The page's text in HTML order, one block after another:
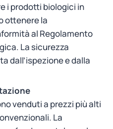
i prodotti biologici in
ottenere la
al Regolamento
La sicurezza
dall’ispezione e dalla
venduti a prezzi più alti
La